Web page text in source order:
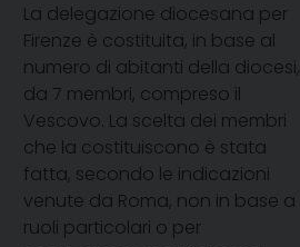
La delegazione diocesana per
Firenze è costituita, in base al
numero di abitanti della diocesi,
da 7 membri, compreso il
Vescovo. La scelta dei membri
che la costituiscono è stata
fatta, secondo le indicazioni
venute da Roma, non in base a
ruoli particolari o per